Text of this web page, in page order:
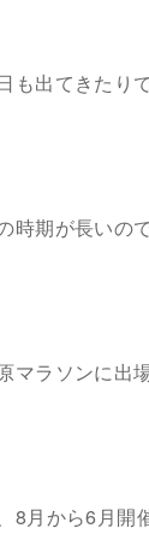
も出てきたり
時期が長いの
マラソンに出
8月から6月開